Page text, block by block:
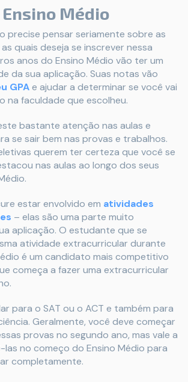
Ensino Médio
precise pensar seriamente sobre as
quais deseja se inscrever nessa
anos do Ensino Médio vão ter um
da sua aplicação. Suas notas vão
GPAe ajudar a determinar se você vai
na faculdade que escolheu.
bastante atenção nas aulas e
se sair bem nas provas e trabalhos.
querem ter certeza que você se
nas aulas ao longo dos seus
estar envolvido em atividades
– elas são uma parte muito
aplicação. O estudante que se
atividade extracurricular durante
é um candidato mais competitivo
começa a fazer uma extracurricular
para o SAT ou o ACT e também para
Geralmente, você deve começar
provas no segundo ano, mas vale a
las no começo do Ensino Médio para
completamente.